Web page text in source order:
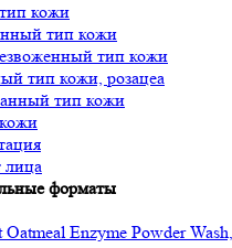
кожи
тип кожи
тип кожи
тип кожи, розацеа
тип кожи
лица
форматы
Enzyme Powder